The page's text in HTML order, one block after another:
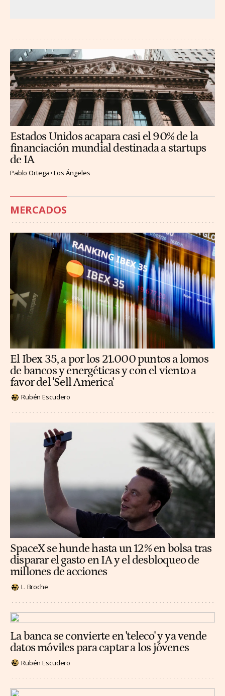
Estados Unidos acapara casi el 90% de la
financiación mundial destinada a startups
de IA
Pablo Ortega Los Ángeles
MERCADOS
El Ibex 35, a por los 21.000 puntos a lomos
de bancos y energéticas y con el viento a
favor del 'Sell America'
Rubén Escudero
SpaceX se hunde hasta un 12% en bolsa tras
disparar el gasto en IA y el desbloqueo de
millones de acciones
L. Broche
La banca se convierte en 'teleco' y ya vende
datos móviles para captar a los jóvenes
Rubén Escudero